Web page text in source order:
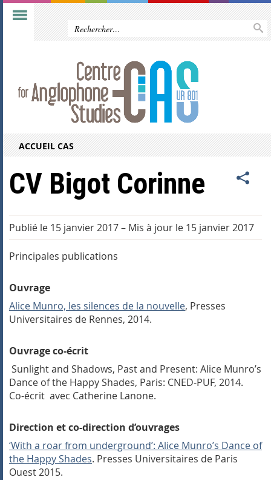
ACCUEIL CAS
CV Bigot Corinne
Publié le 15 janvier 2017– Mis à jour le 15 janvier 2017
Principales publications
Ouvrage
Alice Munro, les silences de la nouvelle, Presses
Universitaires de Rennes, 2014.
Ouvrage co-écrit
Sunlight and Shadows, Past and Present: Alice Munro’s
Dance of the Happy Shades, Paris: CNED-PUF, 2014.
Co-écrit avec Catherine Lanone.
Direction et co-direction d’ouvrages
‘With a roar from underground’: Alice Munro’s Dance of
the Happy Shades. Presses Universitaires de Paris
Ouest 2015.